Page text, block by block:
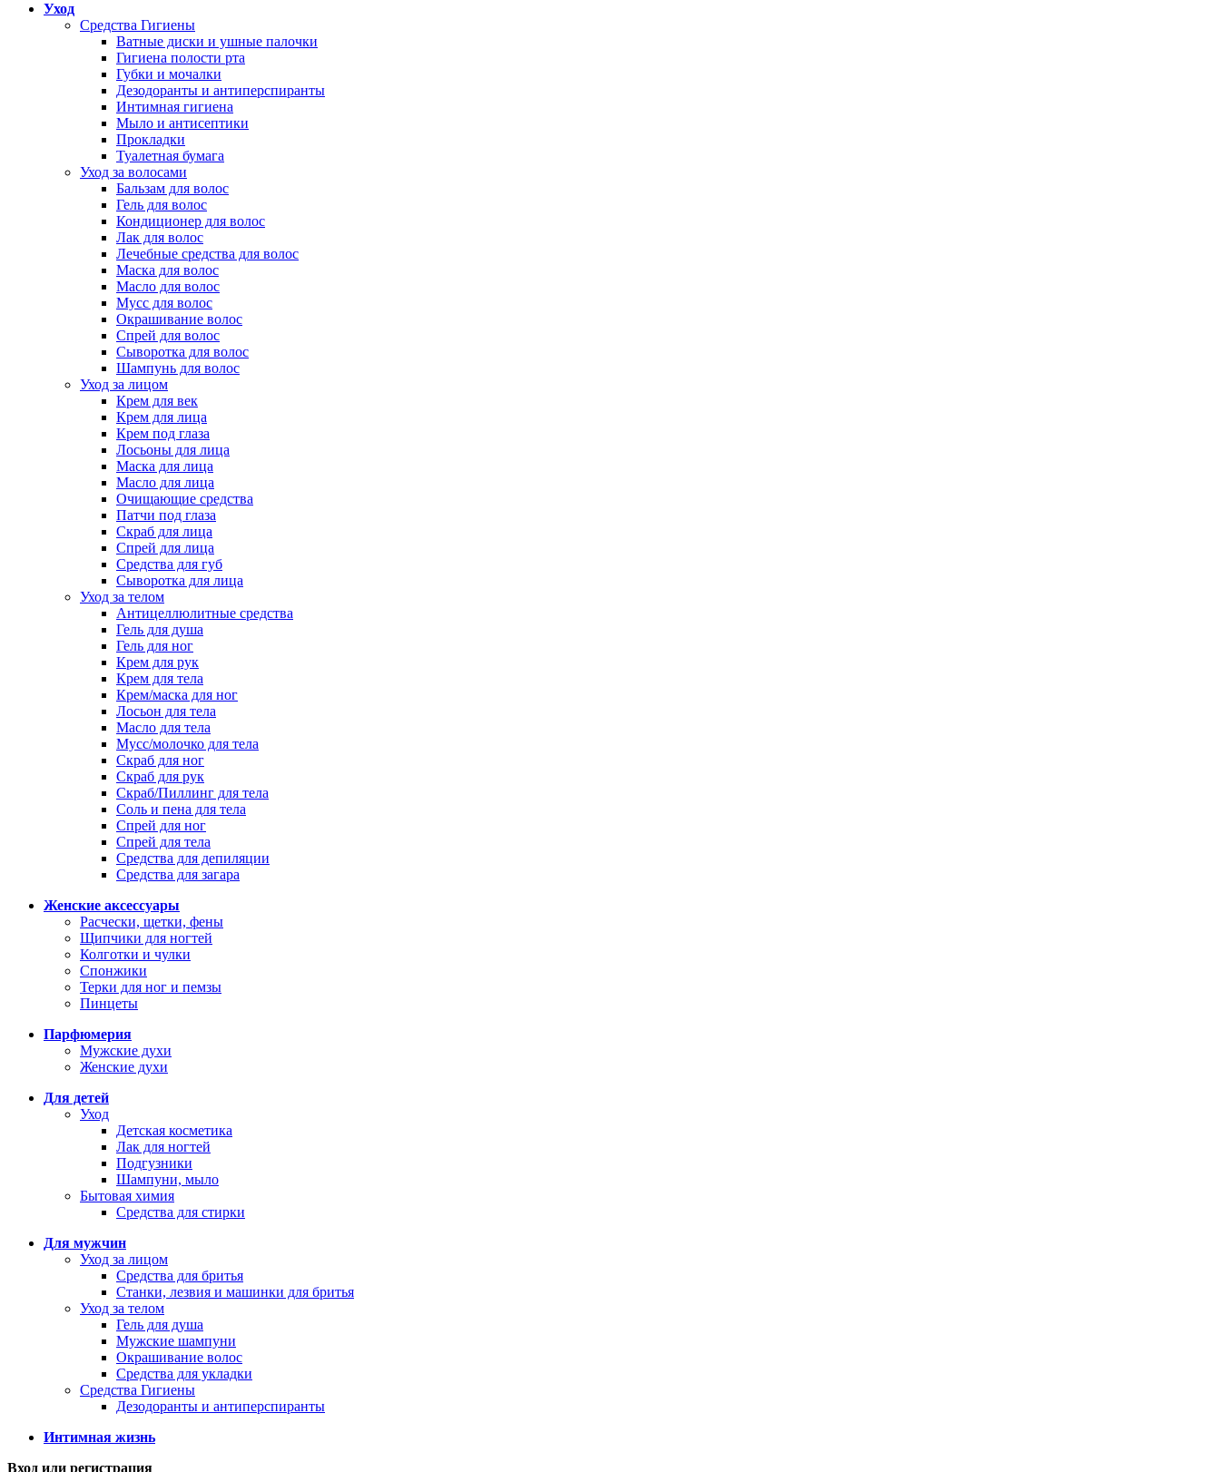
Уход
Средства Гигиены
Ватные диски и ушные палочки
Гигиена полости рта
Губки и мочалки
Дезодоранты и антиперспиранты
Интимная гигиена
Мыло и антисептики
Прокладки
Туалетная бумага
Уход за волосами
Бальзам для волос
Гель для волос
Кондиционер для волос
Лак для волос
Лечебные средства для волос
Маска для волос
Масло для волос
Мусс для волос
Окрашивание волос
Спрей для волос
Сыворотка для волос
Шампунь для волос
Уход за лицом
Крем для век
Крем для лица
Крем под глаза
Лосьоны для лица
Маска для лица
Масло для лица
Очищающие средства
Патчи под глаза
Скраб для лица
Спрей для лица
Средства для губ
Сыворотка для лица
Уход за телом
Антицеллюлитные средства
Гель для душа
Гель для ног
Крем для рук
Крем для тела
Крем/маска для ног
Лосьон для тела
Масло для тела
Мусс/молочко для тела
Скраб для ног
Скраб для рук
Скраб/Пиллинг для тела
Соль и пена для тела
Спрей для ног
Спрей для тела
Средства для депиляции
Средства для загара
Женские аксессуары
Расчески, щетки, фены
Щипчики для ногтей
Колготки и чулки
Спонжики
Терки для ног и пемзы
Пинцеты
Парфюмерия
Мужские духи
Женские духи
Для детей
Уход
Детская косметика
Лак для ногтей
Подгузники
Шампуни, мыло
Бытовая химия
Средства для стирки
Для мужчин
Уход за лицом
Средства для бритья
Станки, лезвия и машинки для бритья
Уход за телом
Гель для душа
Мужские шампуни
Окрашивание волос
Средства для укладки
Средства Гигиены
Дезодоранты и антиперспиранты
Интимная жизнь
Вход или регистрация